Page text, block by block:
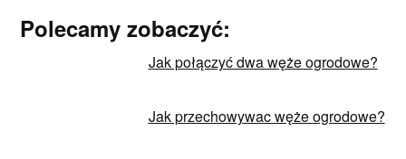
Polecamy zobaczyć:
Jak połączyć dwa węże ogrodowe?
Jak przechowywac węże ogrodowe?